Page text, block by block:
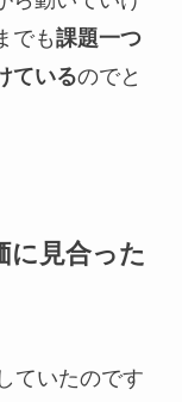
でも課題一つ
ているのでと
見合った
ていたのです